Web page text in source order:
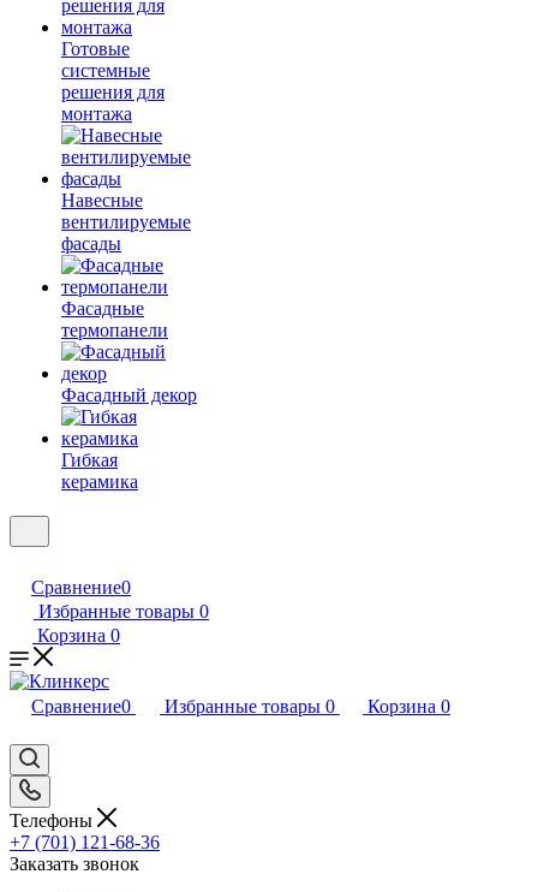
Готовые
системные
решения для
монтажа
Навесные
вентилируемые
фасады
Фасадные
термопанели
Фасадный декор
Гибкая
керамика
Сравнение0
Избранные товары 0
Корзина 0
Сравнение0 Избранные товары 0 Корзина 0
Телефоны
+7 (701) 121-68-36
Заказать звонок